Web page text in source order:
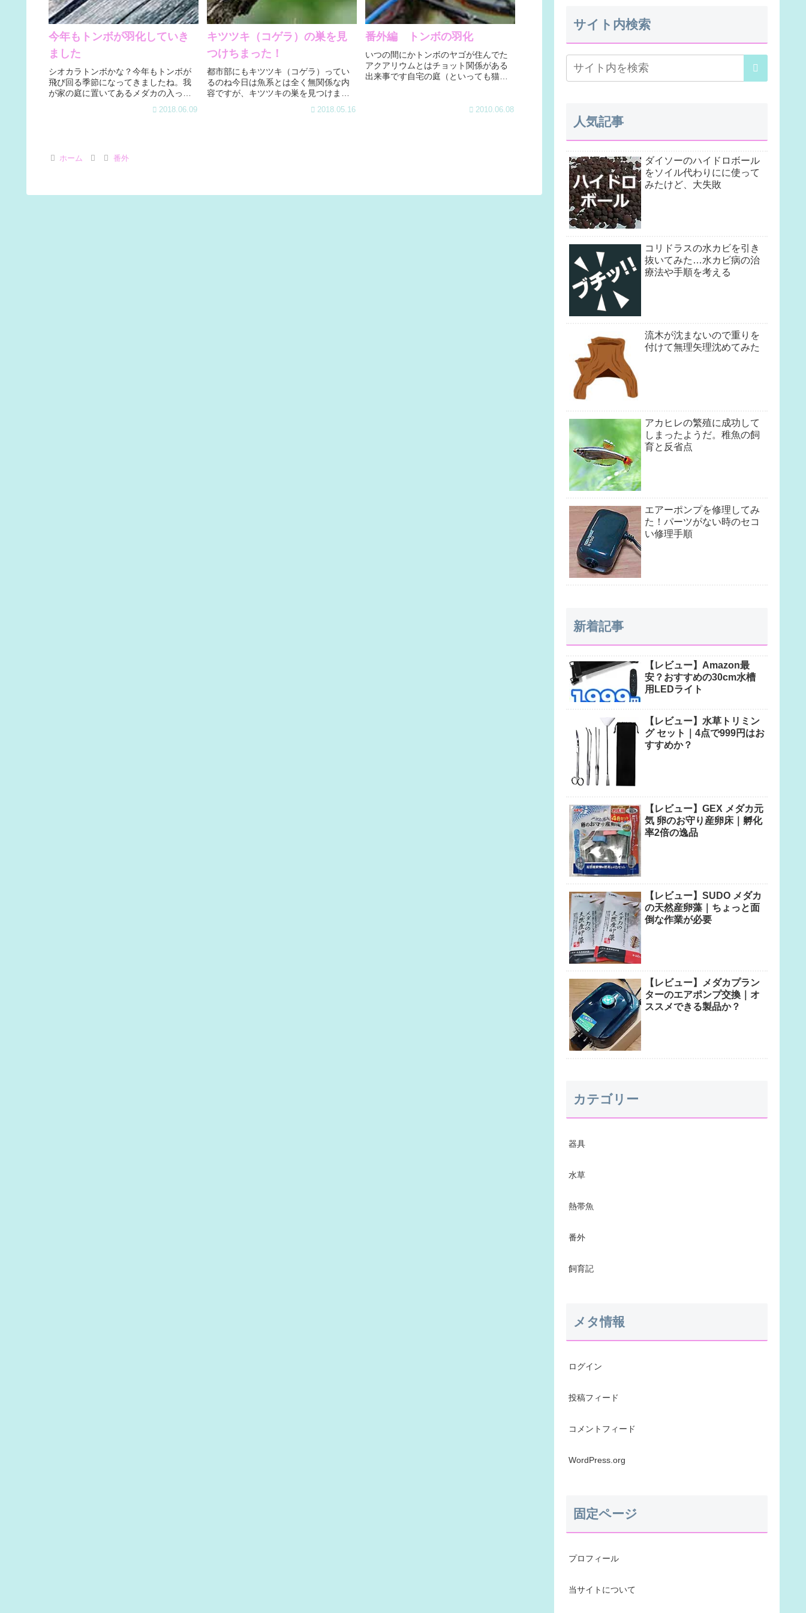
今年もトンボが羽化していき
ました
シオカラトンボかな？今年もトンボが
飛び回る季節になってきましたね。我
が家の庭に置いてあるメダカの入って
いる野菜プランター改造池にいつのま
にかトンボが卵を産んでいたのか「ヤ
2018.06.09
キツツキ（コゲラ）の巣を見
つけちまった！
都市部にもキツツキ（コゲラ）ってい
るのね今日は魚系とは全く無関係な内
容ですが、キツツキの巣を見つけまし
た。多分コゲラだと思います。見つけ
たのは自宅近くの公園。直径30cmくら
2018.05.16
番外編 トンボの羽化
いつの間にかトンボのヤゴが住んでた
アクアリウムとはチョット関係がある
出来事です自宅の庭（といっても猫の
を利用しただけのもので、以前は金魚
2010.06.08
ホーム 番外
サイト内検索
人気記事
ダイソーのハイドロボール
をソイル代わりにに使って
みたけど、大失敗
コリドラスの水カビを引き
抜いてみた…水カビ病の治
療法や手順を考える
流木が沈まないので重りを
付けて無理矢理沈めてみた
アカヒレの繁殖に成功して
しまったようだ。稚魚の飼
育と反省点
エアーポンプを修理してみ
た！パーツがない時のセコ
い修理手順
新着記事
【レビュー】Amazon最
安？おすすめの30cm水槽
用LEDライト
【レビュー】水草トリミン
グ セット｜4点で999円はお
すすめか？
【レビュー】GEX メダカ元
気 卵のお守り産卵床｜孵化
率2倍の逸品
【レビュー】SUDO メダカ
の天然産卵藻｜ちょっと面
倒な作業が必要
【レビュー】メダカプラン
ターのエアポンプ交換｜オ
ススメできる製品か？
カテゴリー
器具
水草
熱帯魚
番外
飼育記
メタ情報
ログイン
投稿フィード
コメントフィード
WordPress.org
固定ページ
プロフィール
当サイトについて